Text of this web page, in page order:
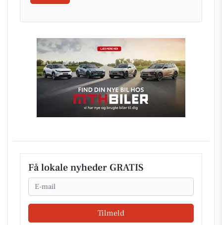
Få lokale nyheder GRATIS
Email
Tilmeld